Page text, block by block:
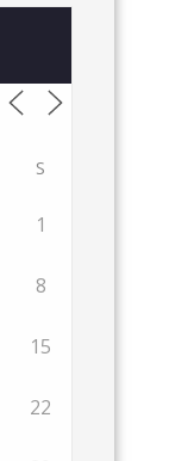
S
1
8
15
22